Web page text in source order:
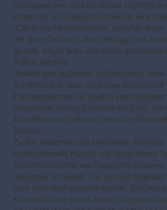
Ganzglasecken sind ein echtes Highlight in
sorgen für viel Tageslicht sowie für eine
„Cabrio-Dachflächenfenster“ schaffen
der obere Teil nach oben geklappt und der
gestellt, klappt links und rechts ein
Balkon entsteht.
„Beliebt sind außerdem großformatige
Rundfenster in allen möglichen Größen und
Panoramafenster mit seitlich
umlaufende Schräg-Elemente im Dach, die
Abstellkammer helle und attraktive
Tschorn.
Zu den modernen und innovativen
multifunktionale Haustür mit Smart-Home-
Sicherheitstechnik wie Fingerprint-
maximale Sicherheit. Die zumeist
ganz individuell gestaltet werden. Ein
Kunststoff oder einem